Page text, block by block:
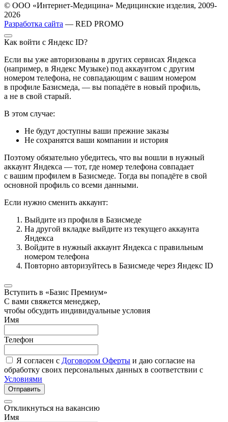
© ООО «Интернет-Медицина» Медицинские изделия, 2009-
2026
Разработка сайта — RED PROMO
Как войти с Яндекс ID?
Если вы уже авторизованы в других сервисах Яндекса
(например, в Яндекс Музыке) под аккаунтом с другим
номером телефона, не совпадающим с вашим номером
в профиле Базисмеда, — вы попадёте в новый профиль,
а не в свой старый.
В этом случае:
Не будут доступны ваши прежние заказы
Не сохранятся ваши компании и история
Поэтому обязательно убедитесь, что вы вошли в нужный
аккаунт Яндекса — тот, где номер телефона совпадает
с вашим профилем в Базисмеде. Тогда вы попадёте в свой
основной профиль со всеми данными.
Если нужно сменить аккаунт:
Выйдите из профиля в Базисмеде
На другой вкладке выйдите из текущего аккаунта
Яндекса
Войдите в нужный аккаунт Яндекса с правильным
номером телефона
Повторно авторизуйтесь в Базисмеде через Яндекс ID
Вступить в «Базис Премиум»
С вами свяжется менеджер,
чтобы обсудить индивидуальные условия
Имя
Телефон
Я согласен с Договором Оферты и даю согласие на
обработку своих персональных данных в соответствии с
Условиями
Отправить
Откликнуться на вакансию
Имя